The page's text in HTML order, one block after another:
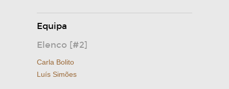
Equipa
Elenco [#2]
Carla Bolito
Luís Simões